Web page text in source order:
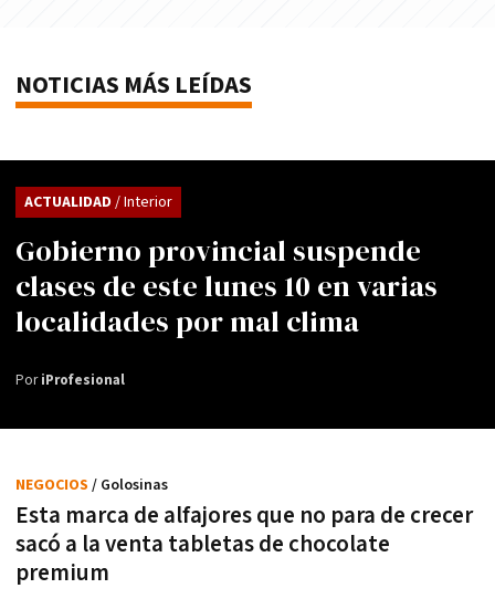
NOTICIAS MÁS LEÍDAS
Gobierno provincial suspende
clases de este lunes 10 en varias
localidades por mal clima
ACTUALIDAD / Interior
PoriProfesional
Esta marca de alfajores que no para de crecer
sacó a la venta tabletas de chocolate
premium
NEGOCIOS / Golosinas